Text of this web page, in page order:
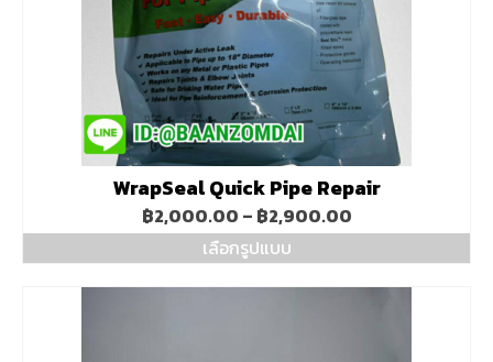
chosen
on
the
product
page
WrapSeal Quick Pipe Repair
฿2,000.00 – ฿2,900.00Price
range:
฿2,000.00
เลือกรูปแบบ
product